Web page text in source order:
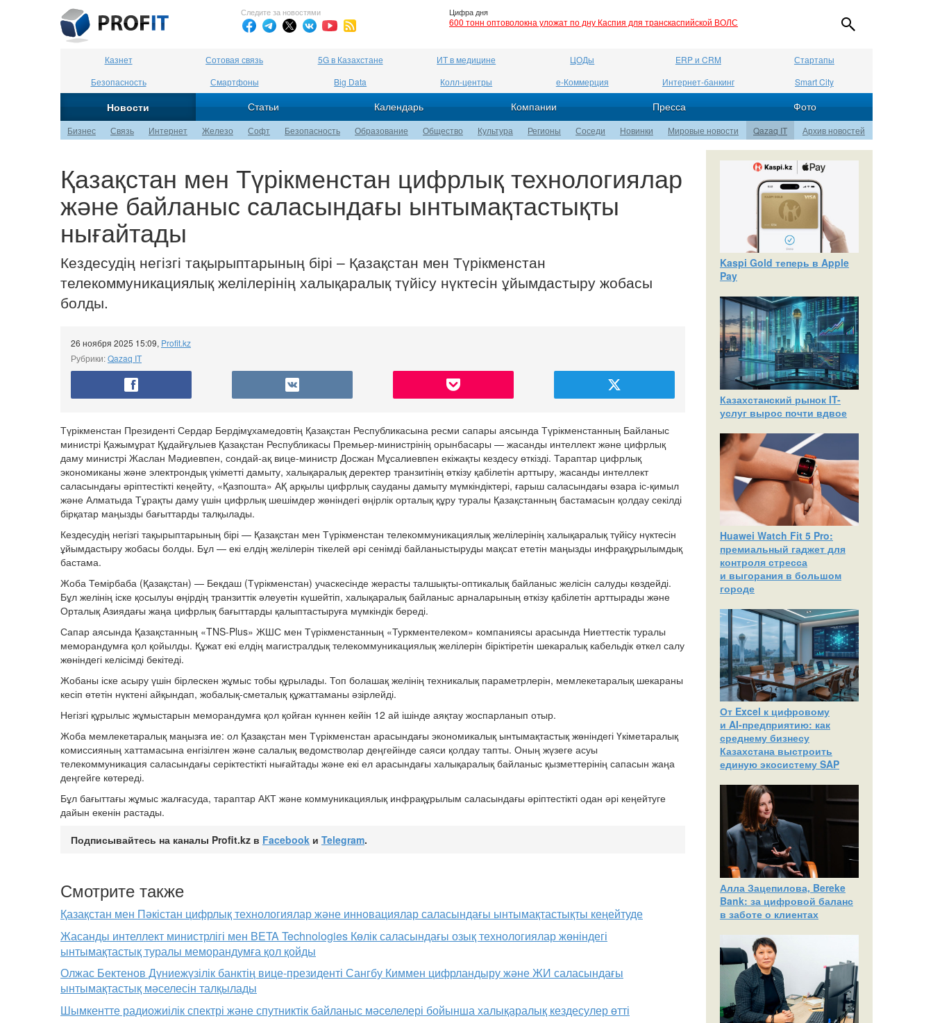
Следите за новостями Цифра дня
600 тонн оптоволокна уложат по дну Каспия для транскаспийской ВОЛС
Казнет Сотовая связь 5G в Казахстане ИТ в медицине ЦОДы ERP и CRM
Стартапы
Безопасность
Смартфоны Big Data Колл-центры е-Коммерция Интернет-банкинг Smart City
Новости Статьи Календарь Компании Пресса Фото
Бизнес Связь Интернет Железо Софт Безопасность Образование Общество Культура Регионы Соседи Новинки Мировые новости Qazaq IT Архив новостей
Қазақстан мен Түрікменстан цифрлық технологиялар
және байланыс саласындағы ынтымақтастықты
нығайтады
Кездесудің негізгі тақырыптарының бірі – Қазақстан мен Түрікменстан
телекоммуникациялық желілерінің халықаралық түйісу нүктесін ұйымдастыру жобасы
болды.
26 ноября 2025 15:09, Profit.kz
Рубрики:Qazaq IT
Түрікменстан Президенті Сердар Бердімұхамедовтің Қазақстан Республикасына ресми сапары аясында Түрікменстанның Байланыс
министрі Қажымұрат Құдайғұлыев Қазақстан Республикасы Премьер-министрінің орынбасары — жасанды интеллект және цифрлық
даму министрі Жаслан Мәдиевпен, сондай-ақ вице-министр Досжан Мұсалиевпен екіжақты кездесу өткізді. Тараптар цифрлық
экономиканы және электрондық үкіметті дамыту, халықаралық деректер транзитінің өткізу қабілетін арттыру, жасанды интеллект
саласындағы әріптестікті кеңейту, «Қазпошта» АҚ арқылы цифрлық сауданы дамыту мүмкіндіктері, ғарыш саласындағы өзара іс-қимыл
және Алматыда Тұрақты даму үшін цифрлық шешімдер жөніндегі өңірлік орталық құру туралы Қазақстанның бастамасын қолдау секілді
бірқатар маңызды бағыттарды талқылады.
Кездесудің негізгі тақырыптарының бірі — Қазақстан мен Түрікменстан телекоммуникациялық желілерінің халықаралық түйісу нүктесін
ұйымдастыру жобасы болды. Бұл — екі елдің желілерін тікелей әрі сенімді байланыстыруды мақсат ететін маңызды инфрақұрылымдық
бастама.
Жоба Темірбаба (Қазақстан) — Бекдаш (Түрікменстан) учаскесінде жерасты талшықты-оптикалық байланыс желісін салуды көздейді.
Бұл желінің іске қосылуы өңірдің транзиттік әлеуетін күшейтіп, халықаралық байланыс арналарының өткізу қабілетін арттырады және
Орталық Азиядағы жаңа цифрлық бағыттарды қалыптастыруға мүмкіндік береді.
Сапар аясында Қазақстанның «TNS-Plus» ЖШС мен Түрікменстанның «Туркментелеком» компаниясы арасында Ниеттестік туралы
меморандумға қол қойылды. Құжат екі елдің магистралдық телекоммуникациялық желілерін біріктіретін шекаралық кабельдік өткел салу
жөніндегі келісімді бекітеді.
Жобаны іске асыру үшін бірлескен жұмыс тобы құрылады. Топ болашақ желінің техникалық параметрлерін, мемлекетаралық шекараны
кесіп өтетін нүктені айқындап, жобалық-сметалық құжаттаманы әзірлейді.
Негізгі құрылыс жұмыстарын меморандумға қол қойған күннен кейін 12 ай ішінде аяқтау жоспарланып отыр.
Жоба мемлекетаралық маңызға ие: ол Қазақстан мен Түрікменстан арасындағы экономикалық ынтымақтастық жөніндегі Үкіметаралық
комиссияның хаттамасына енгізілген және салалық ведомстволар деңгейінде саяси қолдау тапты. Оның жүзеге асуы
телекоммуникация саласындағы серіктестікті нығайтады және екі ел арасындағы халықаралық байланыс қызметтерінің сапасын жаңа
деңгейге көтереді.
Бұл бағыттағы жұмыс жалғасуда, тараптар АКТ және коммуникациялық инфрақұрылым саласындағы әріптестікті одан әрі кеңейтуге
дайын екенін растады.
Подписывайтесь на каналы Profit.kz в Facebook и Telegram.
Смотрите также
Қазақстан мен Пәкістан цифрлық технологиялар және инновациялар саласындағы ынтымақтастықты кеңейтуде
Жасанды интеллект министрлігі мен BETA Technologies Көлік саласындағы озық технологиялар жөніндегі
ынтымақтастық туралы меморандумға қол қойды
Олжас Бектенов Дүниежүзілік банктің вице-президенті Сангбу Киммен цифрландыру және ЖИ саласындағы
ынтымақтастық мәселесін талқылады
Шымкентте радиожиілік спектрі және спутниктік байланыс мәселелері бойынша халықаралық кездесулер өтті
Kaspi Gold теперь в Apple
Pay
Казахстанский рынок IT-
услуг вырос почти вдвое
Huawei Watch Fit 5 Pro:
премиальный гаджет для
контроля стресса
и выгорания в большом
городе
От Excel к цифровому
и AI‑предприятию: как
среднему бизнесу
Казахстана выстроить
единую экосистему SAP
Алла Зацепилова, Bereke
Bank: за цифровой баланс
в заботе о клиентах